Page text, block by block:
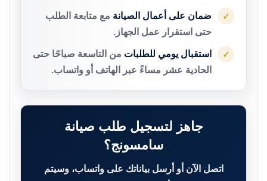
✓ ضمان على أعمال الصيانة مع متابعة الطلب
حتى استقرار عمل الجهاز.
✓ استقبال يومي للطلبات من التاسعة صباحًا حتى
الحادية عشر مساءً عبر الهاتف أو واتساب.
جاهز لتسجيل طلب صيانة
سامسونج؟
اتصل الآن أو أرسل بياناتك على واتساب، وسيتم